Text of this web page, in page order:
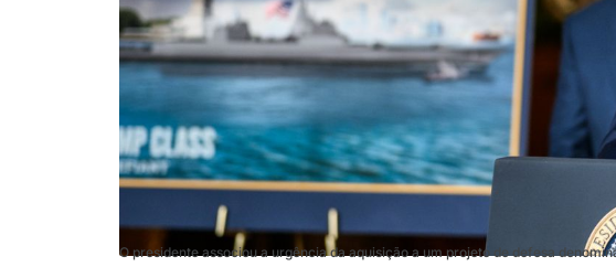
O presidente associou a urgência da aquisição a um projeto de defesa